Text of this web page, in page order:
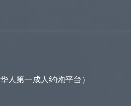
人第一成人约炮平台）